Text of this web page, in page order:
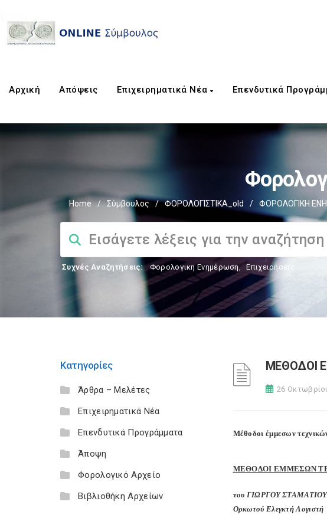
Αρχική Απόψεις Επιχειρηματικά Νέα Επενδυτικά
Home / Σύμβουλος / ΦΟΡΟΛΟΓΙΣΤΙΚΑ_old / ΦΟΡΟΛΟΓΙΚΗ
Συχνές Αναζητήσεις: Φορολογικη Ενημέρωση, Επιχειρήσεις
Κατηγορίες
Άρθρα – Μελέτες
Επιχειρηματικά Νέα
Επενδυτικά Προγράμματα
Άποψη
Φορολογικό Αρχείο
Βιβλιοθήκη Αρχείων
ΜΕΘΟΔΟΙ
26
Μέθοδοι έμμεσων
ΜΕΘΟΔΟΙ ΕΜΜΕΣΩΝ
του ΓΙΩΡΓΟΥ ΣΤΑΜΑΤΙΟΥ
Ορκωτού Ελεγκτή Λογιστή